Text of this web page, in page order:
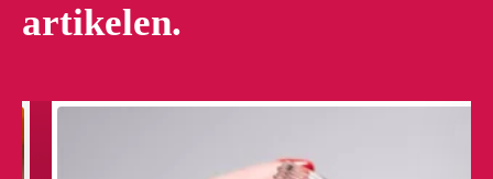
artikelen.